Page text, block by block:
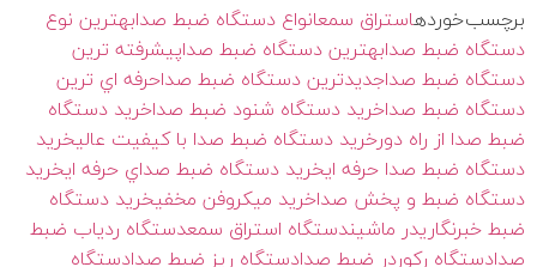
برچسب خوردهاستراق سمعانواع دستگاه ضبط صدابهترين نوع
دستگاه ضبط صدابهترین دستگاه ضبط صداپيشرفته ترين
دستگاه ضبط صداجديدترين دستگاه ضبط صداحرفه اي ترين
دستگاه ضبط صداخريد دستگاه شنود ضبط صداخريد دستگاه
ضبط صدا از راه دورخريد دستگاه ضبط صدا با کيفيت عاليخريد
دستگاه ضبط صدا حرفه ايخريد دستگاه ضبط صداي حرفه ايخريد
دستگاه ضبط و پخش صداخريد ميکروفن مخفيخرید دستگاه
ضبط خبرنگاریدر ماشيندستگاه استراق سمعدستگاه ردياب ضبط
صدادستگاه رکوردر ضبط صدادستگاه ريز ضبط صدادستگاه